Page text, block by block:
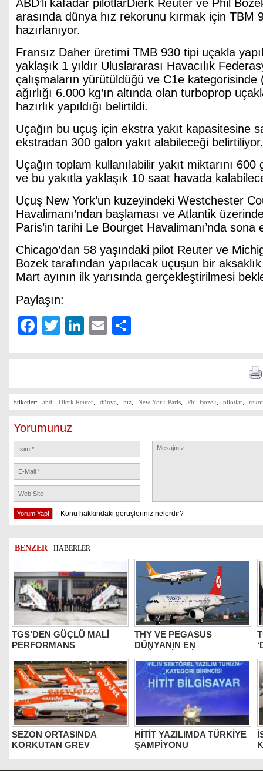
ABD’li kafadar pilotlarDierk Reuter ve Phil
arasında dünya hız rekorunu kırmak için TBM
hazırlanıyor.
Fransız Daher üretimi TMB 930 tipi uçakla
yaklaşık 1 yıldır Uluslararası Havacılık
çalışmaların yürütüldüğü ve C1e kategorisinde
ağırlığı 6.000 kg’ın altında olan turboprop
hazırlık yapıldığı belirtildi.
Uçağın bu uçuş için ekstra yakıt kapasitesine
ekstradan 300 galon yakıt alabileceği belirtiliyor.
Uçağın toplam kullanılabilir yakıt miktarını
ve bu yakıtla yaklaşık 10 saat havada
Uçuş New York’un kuzeyindeki Westchester
Havalimanı’ndan başlaması ve Atlantik
Paris’in tarihi Le Bourget Havalimanı’nda sona
Chicago’dan 58 yaşındaki pilot Reuter ve
Bozek tarafından yapılacak uçuşun bir
Mart ayının ilk yarısında gerçekleştirilmesi
Paylaşın:
Facebook
TwitterLinkedIn
Email
Etiketler: abd Dierk Reuter dünya hız New York-Paris Phil Bozek pilotlar
Yorumunuz
Konu hakkındaki görüşleriniz nelerdir?
BENZER HABERLER
TGS’DEN GÜÇLÜ MALİ
PERFORMANS
THY VE PEGASUS
DÜNYANIN EN
SEZON ORTASINDA
KORKUTAN GREV
HİTİT YAZILIMDA TÜRKİYE
ŞAMPİYONU